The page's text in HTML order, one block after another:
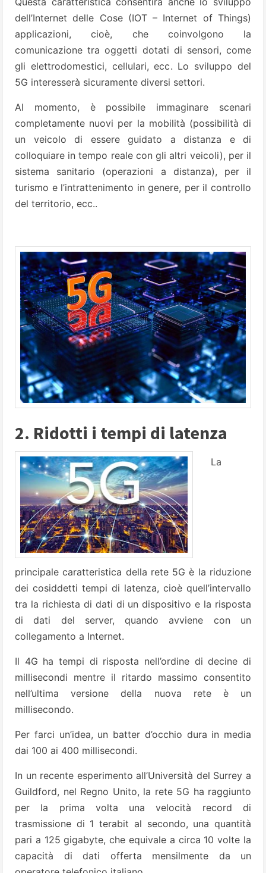
dell’Internet delle Cose (IOT – Internet of Things)
applicazioni, cioè, che coinvolgono la
comunicazione tra oggetti dotati di sensori, come
gli elettrodomestici, cellulari, ecc. Lo sviluppo del
5G interesserà sicuramente diversi settori.
Al momento, è possibile immaginare scenari
completamente nuovi per la mobilità (possibilità di
un veicolo di essere guidato a distanza e di
colloquiare in tempo reale con gli altri veicoli), per il
sistema sanitario (operazioni a distanza), per il
turismo e l’intrattenimento in genere, per il controllo
del territorio, ecc..
2. Ridotti i tempi di latenza
La
principale caratteristica della rete 5G è la riduzione
dei cosiddetti tempi di latenza, cioè quell’intervallo
tra la richiesta di dati di un dispositivo e la risposta
di dati del server, quando avviene con un
collegamento a Internet.
Il 4G ha tempi di risposta nell’ordine di decine di
millisecondi mentre il ritardo massimo consentito
nell’ultima versione della nuova rete è un
millisecondo.
Per farci un’idea, un batter d’occhio dura in media
dai 100 ai 400 millisecondi.
In un recente esperimento all’Università del Surrey a
Guildford, nel Regno Unito, la rete 5G ha raggiunto
per la prima volta una velocità record di
trasmissione di 1 terabit al secondo, una quantità
pari a 125 gigabyte, che equivale a circa 10 volte la
capacità di dati offerta mensilmente da un